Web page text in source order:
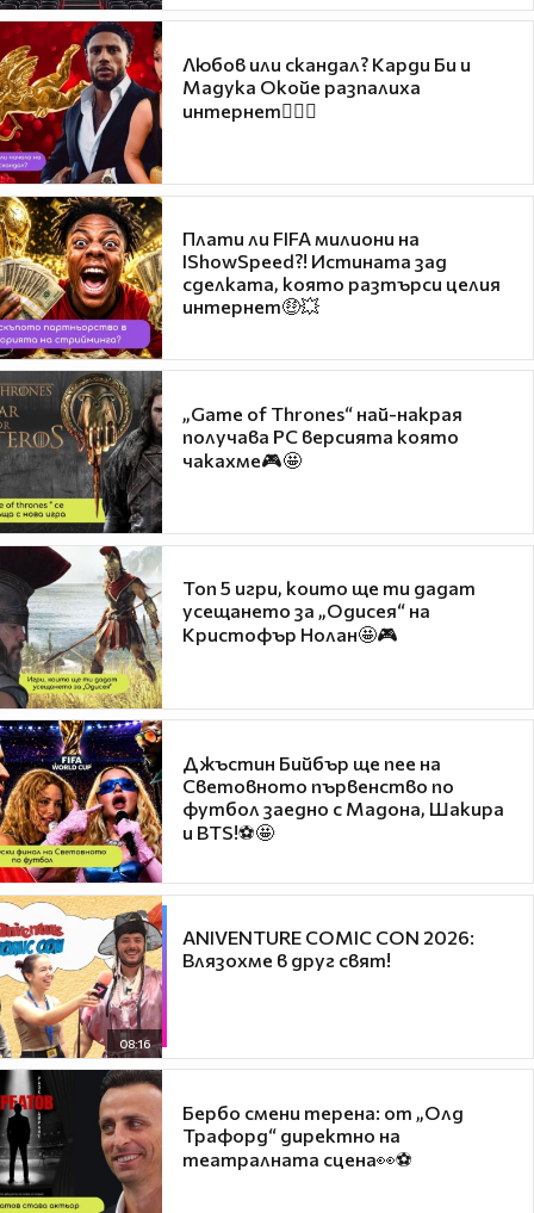
Любов или скандал? Карди Би и
Мадука Окойе разпалиха
интернет❤️‍🔥🔥
Плати ли FIFA милиони на
IShowSpeed?! Истината зад
сделката, която разтърси целия
интернет🤑💥
„Game of Thrones“ най-накрая
получава PC версията която
чакахме🎮🤩
Топ 5 игри, които ще ти дадат
усещането за „Одисея“ на
Кристофър Нолан🤩🎮
Джъстин Бийбър ще пее на
Световното първенство по
футбол заедно с Мадона, Шакира
и BTS!⚽🤩
08:16
ANIVENTURE COMIC CON 2026:
Влязохме в друг свят!
Бербо смени терена: от „Олд
Трафорд“ директно на
театралната сцена👀⚽